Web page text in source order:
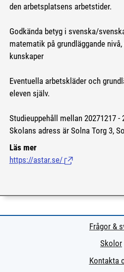
den arbetsplatsens arbetstider.
Godkända betyg i svenska/
matematik på grundläggande
kunskaper
Eventuella arbetskläder och
eleven själv.
Studieuppehåll mellan 20271217 -
Skolans adress är Solna Torg 3,
Läs mer
https://astar.se/ (Länk till extern
Frågor &
Skolor
Kontakta